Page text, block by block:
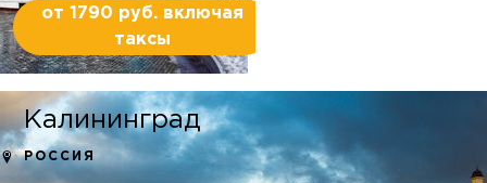
от 1790 руб. включая
таксы
Калининград
РОССИЯ